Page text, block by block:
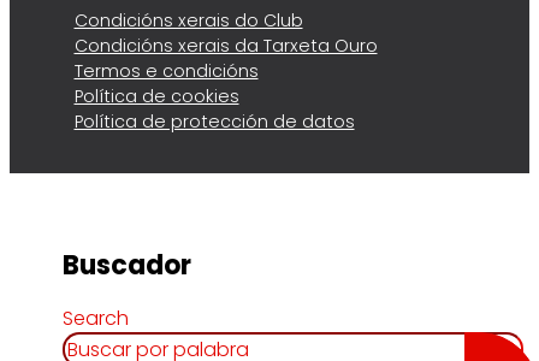
Condicións xerais do Club
Condicións xerais da Tarxeta Ouro
Termos e condicións
Política de cookies
Política de protección de datos
Buscador
Search